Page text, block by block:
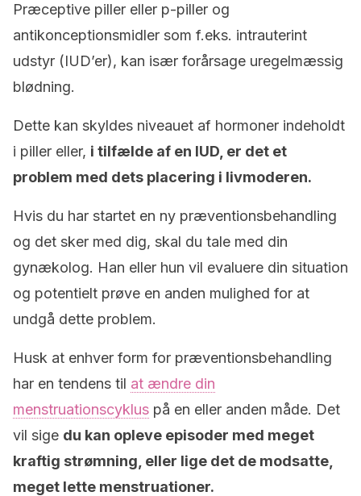
Præceptive piller eller p-piller og
antikonceptionsmidler som f.eks. intrauterint
udstyr (IUD’er), kan især forårsage uregelmæssig
blødning.
Dette kan skyldes niveauet af hormoner indeholdt
i piller eller, i tilfælde af en IUD, er det et
problem med dets placering i livmoderen.
Hvis du har startet en ny præventionsbehandling
og det sker med dig, skal du tale med din
gynækolog. Han eller hun vil evaluere din situation
og potentielt prøve en anden mulighed for at
undgå dette problem.
Husk at enhver form for præventionsbehandling
har en tendens til at ændre din
menstruationscyklus på en eller anden måde. Det
vil sige du kan opleve episoder med meget
kraftig strømning, eller lige det de modsatte,
meget lette menstruationer.